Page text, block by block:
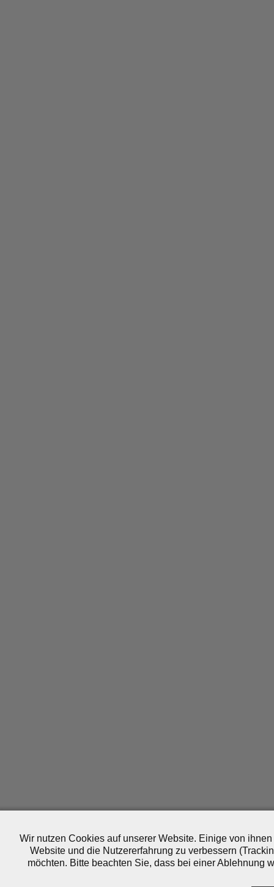
Wir nutzen Cookies auf unserer Website. Einige von
Website und die Nutzererfahrung zu verbessern
möchten. Bitte beachten Sie, dass bei einer Ablehnung